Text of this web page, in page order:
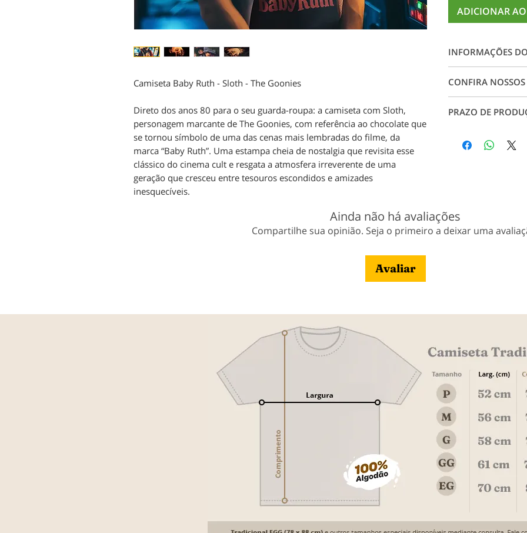
Camiseta Baby Ruth - Sloth - The Goonies
Direto dos anos 80 para o seu guarda-roupa: a camiseta com Sloth,
personagem marcante de The Goonies, com referência ao chocolate que
se tornou símbolo de uma das cenas mais lembradas do filme, da
marca “Baby Ruth”. Uma estampa cheia de nostalgia que revisita esse
clássico do cinema cult e resgata a atmosfera irreverente de uma
geração que cresceu entre tesouros escondidos e amizades
inesquecíveis.
ADICIONAR
INFORMAÇÕES
impressão digital
rachaduras,
durabilidade.
CONFIRA
Tabela de Medidas
PRAZO DE
pagamento;
Ainda não há avaliações
Compartilhe sua opinião. Seja o primeiro a deixar uma
Avaliar